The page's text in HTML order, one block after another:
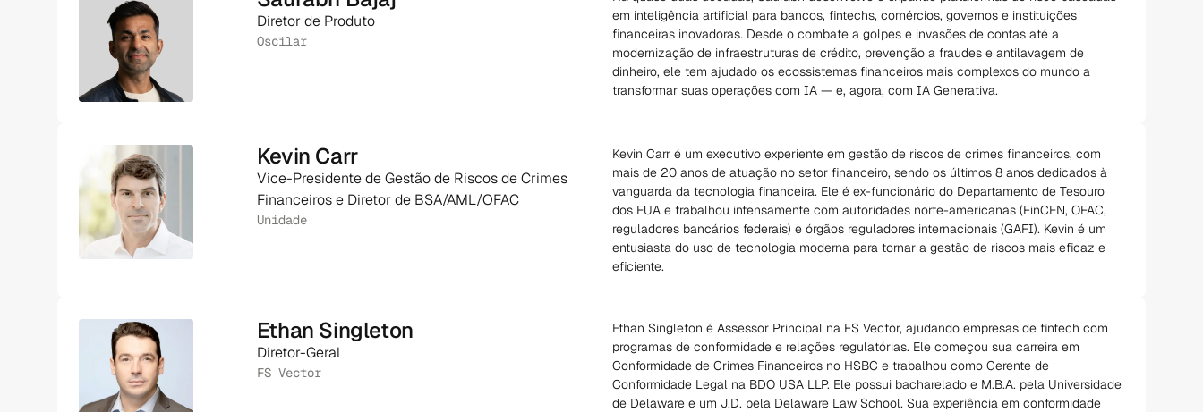
Diretor de Produto
Oscilar
em inteligência artificial para bancos, fintechs, comércios, governos e instituições
financeiras inovadoras. Desde o combate a golpes e invasões de contas até a
modernização de infraestruturas de crédito, prevenção a fraudes e antilavagem de
dinheiro, ele tem ajudado os ecossistemas financeiros mais complexos do mundo a
transformar suas operações com IA — e, agora, com IA Generativa.
Kevin Carr
Vice-Presidente de Gestão de Riscos de Crimes
Financeiros e Diretor de BSA/AML/OFAC
Unidade
Kevin Carr é um executivo experiente em gestão de riscos de crimes financeiros, com
mais de 20 anos de atuação no setor financeiro, sendo os últimos 8 anos dedicados à
vanguarda da tecnologia financeira. Ele é ex-funcionário do Departamento de Tesouro
dos EUA e trabalhou intensamente com autoridades norte-americanas (FinCEN, OFAC,
reguladores bancários federais) e órgãos reguladores internacionais (GAFI). Kevin é um
entusiasta do uso de tecnologia moderna para tornar a gestão de riscos mais eficaz e
eficiente.
Ethan Singleton
Diretor-Geral
FS Vector
Ethan Singleton é Assessor Principal na FS Vector, ajudando empresas de fintech com
programas de conformidade e relações regulatórias. Ele começou sua carreira em
Conformidade de Crimes Financeiros no HSBC e trabalhou como Gerente de
Conformidade Legal na BDO USA LLP. Ele possui bacharelado e M.B.A. pela Universidade
de Delaware e um J.D. pela Delaware Law School. Sua experiência em conformidade